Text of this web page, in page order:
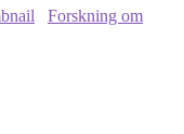
Forskning om